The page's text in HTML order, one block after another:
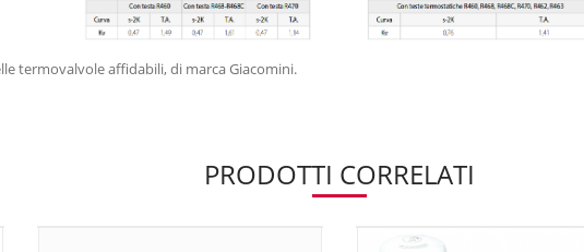
termovalvole affidabili, di marca Giacomini.
PRODOTTI CORRELATI